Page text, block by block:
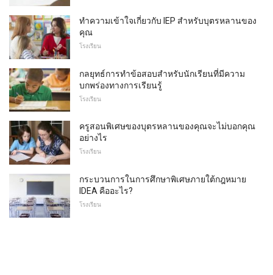
ทำความเข้าใจเกี่ยวกับ IEP สำหรับบุตรหลานของ
คุณ
โรงเรียน
กลยุทธ์การทำข้อสอบสำหรับนักเรียนที่มีความ
บกพร่องทางการเรียนรู้
โรงเรียน
ครูสอนพิเศษของบุตรหลานของคุณจะไม่บอกคุณ
อย่างไร
โรงเรียน
กระบวนการในการศึกษาพิเศษภายใต้กฎหมาย
IDEA คืออะไร?
โรงเรียน